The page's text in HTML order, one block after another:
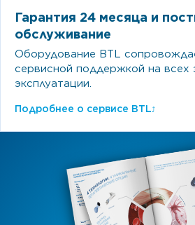
Гарантия 24 месяца и
обслуживание
Оборудование BTL
сервисной поддержкой на всех
эксплуатации.
Подробнее о сервисе BTL⤴